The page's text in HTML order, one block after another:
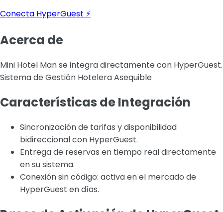
Conecta HyperGuest ⚡
Acerca de
Mini Hotel Man se integra directamente con HyperGuest.
Sistema de Gestión Hotelera Asequible
Características de Integración
Sincronización de tarifas y disponibilidad
bidireccional con HyperGuest.
Entrega de reservas en tiempo real directamente
en su sistema.
Conexión sin código: activa en el mercado de
HyperGuest en días.